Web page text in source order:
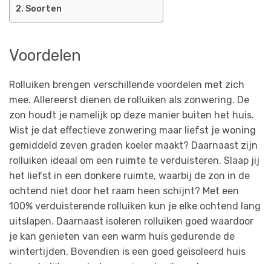
Soorten
Voordelen
Rolluiken brengen verschillende voordelen met zich
mee. Allereerst dienen de rolluiken als zonwering. De
zon houdt je namelijk op deze manier buiten het huis.
Wist je dat effectieve zonwering maar liefst je woning
gemiddeld zeven graden koeler maakt? Daarnaast zijn
rolluiken ideaal om een ruimte te verduisteren. Slaap jij
het liefst in een donkere ruimte, waarbij de zon in de
ochtend niet door het raam heen schijnt? Met een
100% verduisterende rolluiken kun je elke ochtend lang
uitslapen. Daarnaast isoleren rolluiken goed waardoor
je kan genieten van een warm huis gedurende de
wintertijden. Bovendien is een goed geïsoleerd huis